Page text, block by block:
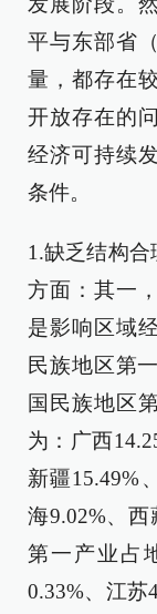
平与东部省
量，都存在
开放存在的
经济可持续
条件。
1.缺乏结构
方面：其一
是影响区域
民族地区第
国民族地区
为：广西
新疆15.49%
海9.02%、西
第一产业占
0.33%、江苏